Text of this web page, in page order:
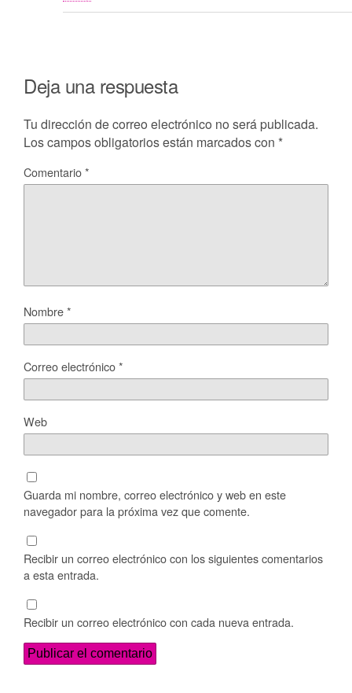
Deja una respuesta
Tu dirección de correo electrónico no será publicada.
Los campos obligatorios están marcados con *
Comentario*
Nombre*
Correo electrónico*
Web
Guarda mi nombre, correo electrónico y web en este
navegador para la próxima vez que comente.
Recibir un correo electrónico con los siguientes comentarios
a esta entrada.
Recibir un correo electrónico con cada nueva entrada.